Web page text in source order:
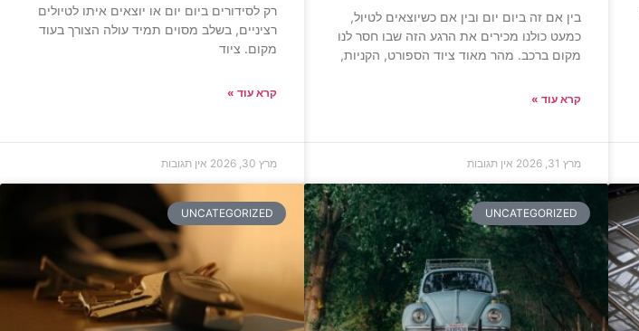
בין אם זה ביום יום ובין אם כשיוצאים לטיול,
כמעט כולנו מכירים את הרגע הזה שבו חסר לנו
מקום ברכב. מהר מאוד ציוד הספורט, הקניות,
קרא עוד »
מרץ 31, 2026 אין תגובות
רק לסידורים ביום יום או יוצאים איתו לטיולים
רציניים, בשלב מסוים תמיד עולה הצורך בעוד
מקום. ציוד
קרא עוד »
מרץ 30, 2026 אין תגובות
UNCATEGORIZED
UNCATEGORIZED